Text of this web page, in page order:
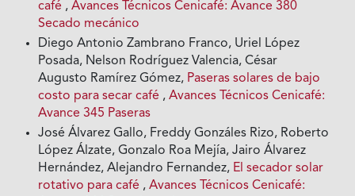
café ,Avances Técnicos Cenicafé: Avance 380
Secado mecánico
Diego Antonio Zambrano Franco, Uriel López
Posada, Nelson Rodríguez Valencia, César
Augusto Ramírez Gómez, Paseras solares de bajo
costo para secar café ,Avances Técnicos Cenicafé:
Avance 345 Paseras
José Álvarez Gallo, Freddy Gonzáles Rizo, Roberto
López Álzate, Gonzalo Roa Mejía, Jairo Álvarez
Hernández, Alejandro Fernandez, El secador solar
rotativo para café ,Avances Técnicos Cenicafé: